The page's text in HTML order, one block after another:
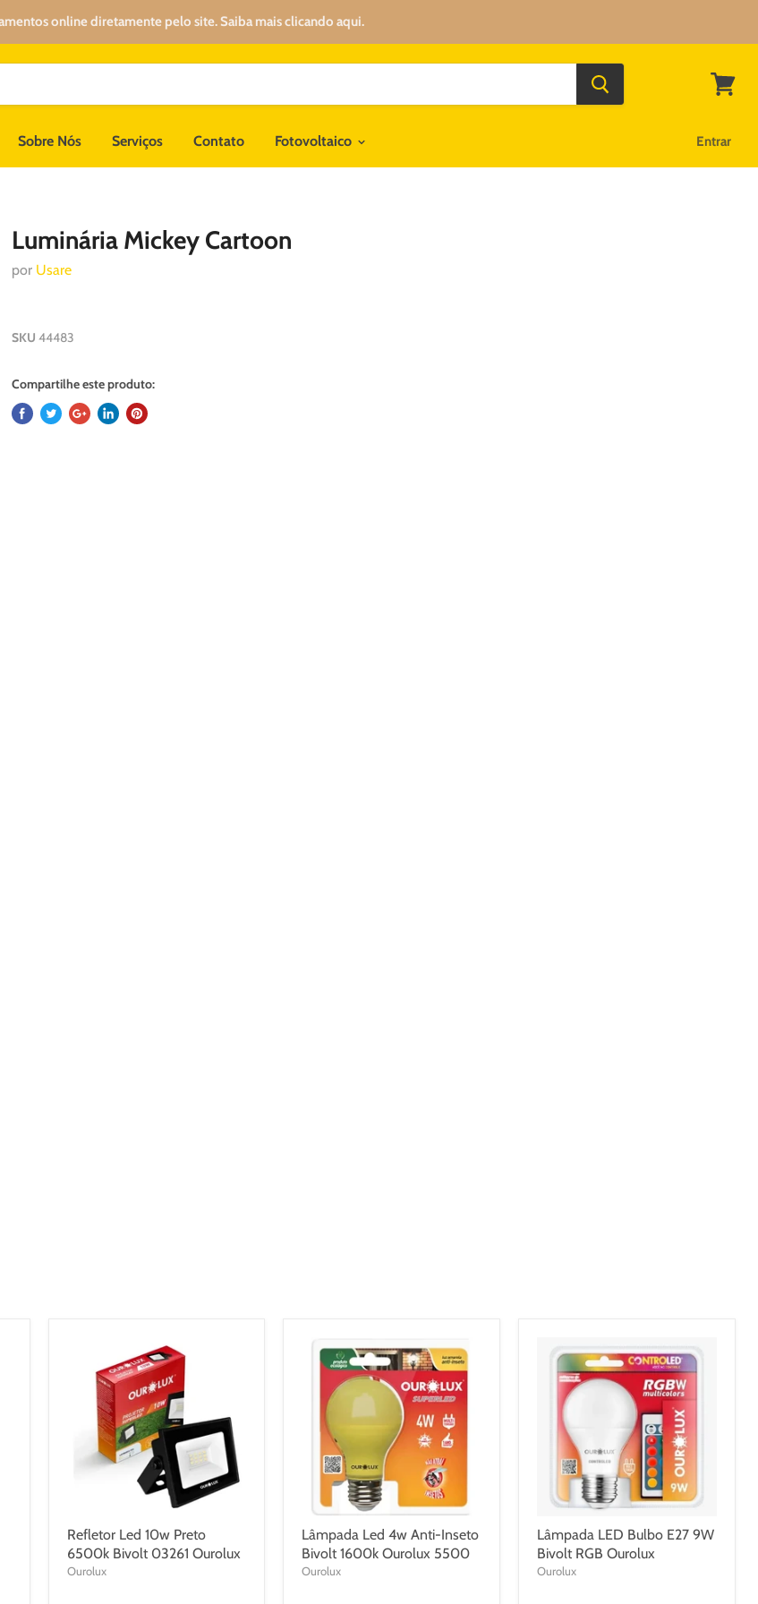
online diretamente pelo site. Saiba mais clicando aqui.
Sobre Nós Serviços Contato Fotovoltaico Entrar
Luminária Mickey Cartoon
por Usare
SKU 44483
Compartilhe este produto:
Refletor Led 10w Preto
6500k Bivolt 03261 Ourolux
Ourolux
Lâmpada Led 4w Anti-Inseto
Bivolt 1600k Ourolux 5500
Ourolux
Lâmpada LED Bulbo E27 9W
Bivolt RGB Ourolux
Ourolux